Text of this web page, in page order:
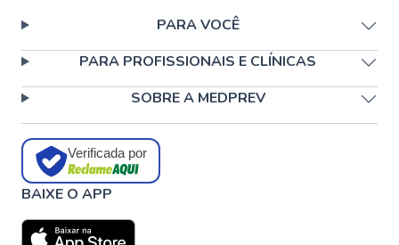
PARA VOCÊ
PARA PROFISSIONAIS E CLÍNICAS
SOBRE A MEDPREV
Verificada por
BAIXE O APP